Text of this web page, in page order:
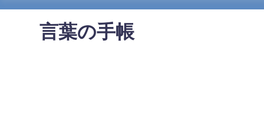
言葉の手帳